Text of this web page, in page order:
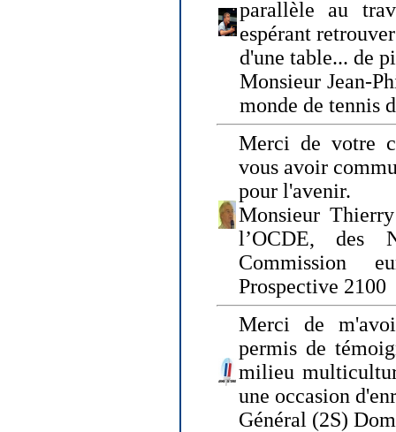
parallèle au
espérant
d'une table... de
Monsieur Jean-
monde de tennis
Merci de votre
vous avoir
pour l'avenir.
Monsieur
l’OCDE, des
Commission
Prospective 2100
Merci de
permis de
milieu
une occasion
Général (2S)